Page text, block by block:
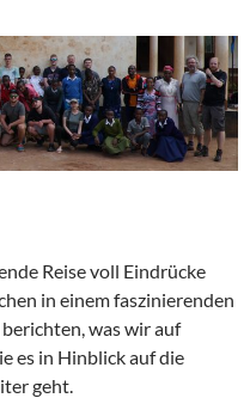
Reise voll Eindrücke
in einem faszinierenden
was wir auf
es in Hinblick auf die
geht.